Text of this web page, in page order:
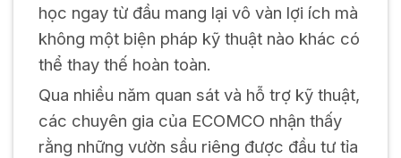
học ngay từ đầu mang lại vô vàn lợi ích mà
không một biện pháp kỹ thuật nào khác có
thể thay thế hoàn toàn.
Qua nhiều năm quan sát và hỗ trợ kỹ thuật,
các chuyên gia của ECOMCO nhận thấy
rằng những vườn sầu riêng được đầu tư tỉa